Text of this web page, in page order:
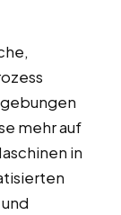
mehr auf
in